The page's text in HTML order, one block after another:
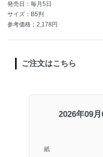
発売日：毎月5日
サイズ：B5判
参考価格：2,178円
ご注文はこちら
2026年09
紙